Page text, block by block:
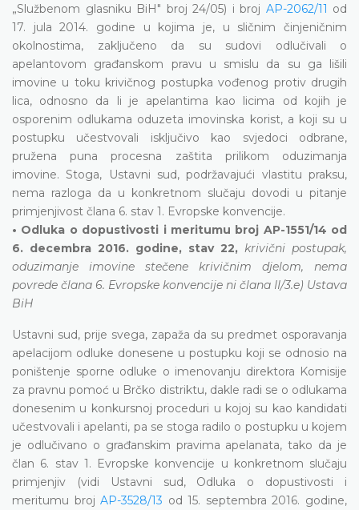
„Službenom glasniku BiH" broj 24/05) i broj AP-2062/11 od
17. jula 2014. godine u kojima je, u sličnim činjeničnim
okolnostima, zaključeno da su sudovi odlučivali o
apelantovom građanskom pravu u smislu da su ga lišili
imovine u toku krivičnog postupka vođenog protiv drugih
lica, odnosno da li je apelantima kao licima od kojih je
osporenim odlukama oduzeta imovinska korist, a koji su u
postupku učestvovali isključivo kao svjedoci odbrane,
pružena puna procesna zaštita prilikom oduzimanja
imovine. Stoga, Ustavni sud, podržavajući vlastitu praksu,
nema razloga da u konkretnom slučaju dovodi u pitanje
primjenjivost člana 6. stav 1. Evropske konvencije.
• Odluka o dopustivosti i meritumu broj AP-1551/14 od
6. decembra 2016. godine, stav 22, krivični postupak,
oduzimanje imovine stečene krivičnim djelom, nema
povrede člana 6. Evropske konvencije ni člana II/3.e) Ustava
BiH
Ustavni sud, prije svega, zapaža da su predmet osporavanja
apelacijom odluke donesene u postupku koji se odnosio na
poništenje sporne odluke o imenovanju direktora Komisije
za pravnu pomoć u Brčko distriktu, dakle radi se o odlukama
donesenim u konkursnoj proceduri u kojoj su kao kandidati
učestvovali i apelanti, pa se stoga radilo o postupku u kojem
je odlučivano o građanskim pravima apelanata, tako da je
član 6. stav 1. Evropske konvencije u konkretnom slučaju
primjenjiv (vidi Ustavni sud, Odluka o dopustivosti i
meritumu brojAP-3528/13 od 15. septembra 2016. godine,